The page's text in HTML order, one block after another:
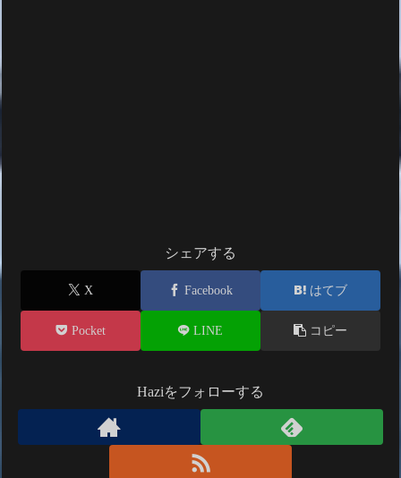
シェアする
X Facebook はてブ
Pocket LINE コピー
Haziをフォローする